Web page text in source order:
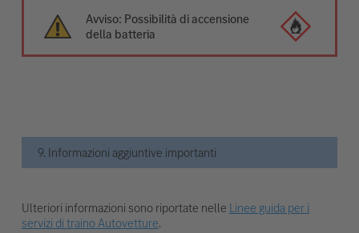
Avviso: Possibilità di accensione
della batteria
9. Informazioni aggiuntive importanti
Ulteriori informazioni sono riportate nelle Linee guida per i
servizi di traino Autovetture.